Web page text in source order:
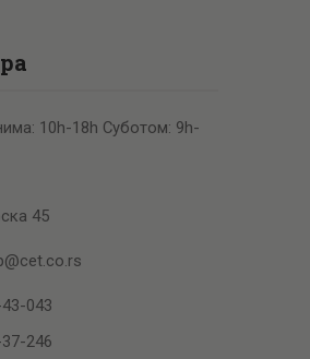
10h-18h Суботом: 9h-
45
043
246